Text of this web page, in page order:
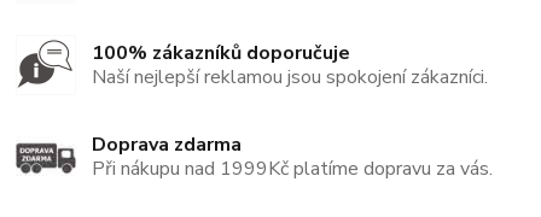
100% zákazníků doporučuje
Naší nejlepší reklamou jsou spokojení zákazníci.
Doprava zdarma
Při nákupu nad 1999Kč platíme dopravu za vás.